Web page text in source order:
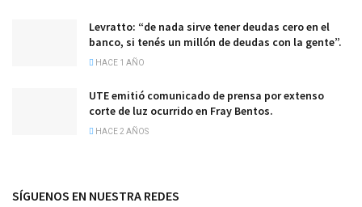
Levratto: “de nada sirve tener deudas cero en el
banco, si tenés un millón de deudas con la gente”.
HACE 1 AÑO
UTE emitió comunicado de prensa por extenso
corte de luz ocurrido en Fray Bentos.
HACE 2 AÑOS
SÍGUENOS EN NUESTRA REDES